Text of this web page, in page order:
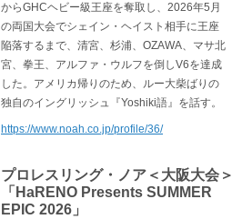
からGHCヘビー級王座を奪取し、2026年5月
の両国大会でシェイン・ヘイスト相手に王座
陥落するまで、清宮、杉浦、OZAWA、マサ北
宮、拳王、アルファ・ウルフを倒しV6を達成
した。アメリカ帰りのため、ルー大柴ばりの
独自のイングリッシュ『Yoshiki語』を話す。
https://www.noah.co.jp/profile/36/
プロレスリング・ノア＜大阪大会＞
「HaRENO Presents SUMMER
EPIC 2026」